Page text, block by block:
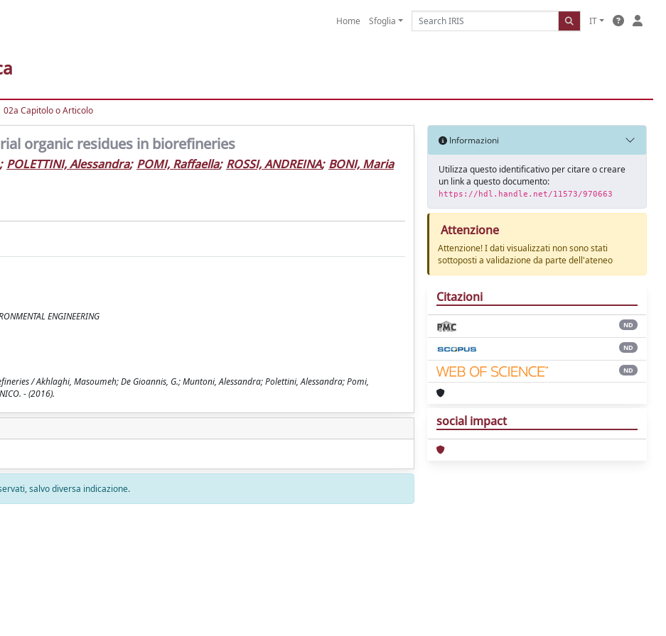
Home Sfoglia IT
02a Capitolo o Articolo
organic residues in biorefineries
; POLETTINI, Alessandra; POMI, Raffaella; ROSSI, ANDREINA; BONI, Maria
ENGINEERING
/ Akhlaghi, Masoumeh; De Gioannis, G.; Muntoni, Alessandra; Polettini, Alessandra; Pomi,
- (2016).
salvo diversa indicazione.
Informazioni
Utilizza questo identificativo per citare o creare
un link a questo documento:
https://hdl.handle.net/11573/970663
Attenzione
Attenzione! I dati visualizzati non sono stati
sottoposti a validazione da parte dell'ateneo
Citazioni
ND
ND
ND
social impact